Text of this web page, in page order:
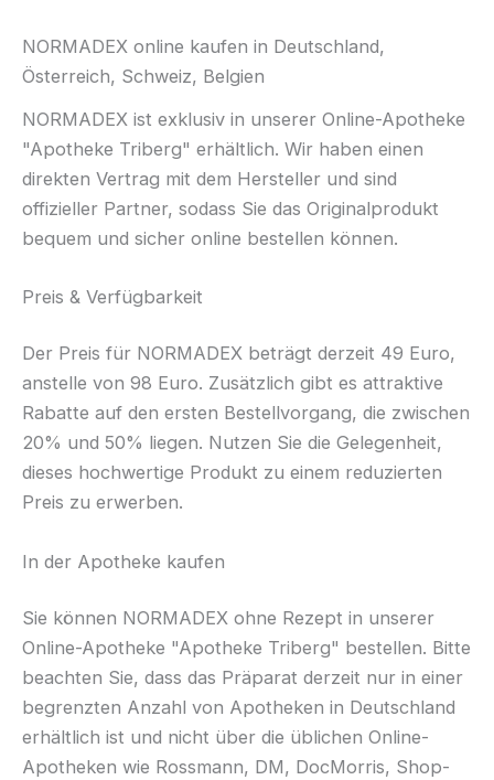
NORMADEX online kaufen in Deutschland,
Österreich, Schweiz, Belgien
NORMADEX ist exklusiv in unserer Online-Apotheke
"Apotheke Triberg" erhältlich. Wir haben einen
direkten Vertrag mit dem Hersteller und sind
offizieller Partner, sodass Sie das Originalprodukt
bequem und sicher online bestellen können.
Preis & Verfügbarkeit
Der Preis für NORMADEX beträgt derzeit 49 Euro,
anstelle von 98 Euro. Zusätzlich gibt es attraktive
Rabatte auf den ersten Bestellvorgang, die zwischen
20% und 50% liegen. Nutzen Sie die Gelegenheit,
dieses hochwertige Produkt zu einem reduzierten
Preis zu erwerben.
In der Apotheke kaufen
Sie können NORMADEX ohne Rezept in unserer
Online-Apotheke "Apotheke Triberg" bestellen. Bitte
beachten Sie, dass das Präparat derzeit nur in einer
begrenzten Anzahl von Apotheken in Deutschland
erhältlich ist und nicht über die üblichen Online-
Apotheken wie Rossmann, DM, DocMorris, Shop-